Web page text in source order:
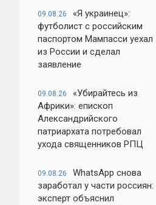
09.08.26
«Я украинец»:
футболист с российским
паспортом Мампасси уехал
из России и сделал
заявление
09.08.26
«Убирайтесь из
Африки»: епископ
Александрийского
патриархата потребовал
ухода священников РПЦ
09.08.26
WhatsApp снова
заработал у части россиян:
эксперт объяснил